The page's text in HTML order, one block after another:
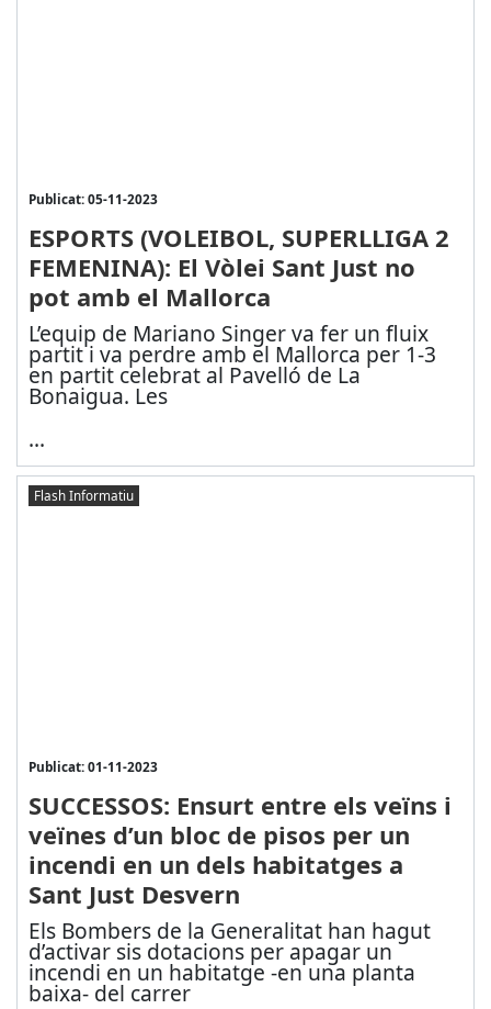
Publicat: 05-11-2023
ESPORTS (VOLEIBOL, SUPERLLIGA 2
FEMENINA): El Vòlei Sant Just no
pot amb el Mallorca
L’equip de Mariano Singer va fer un fluix
partit i va perdre amb el Mallorca per 1-3
en partit celebrat al Pavelló de La
Bonaigua. Les
...
Flash Informatiu
Publicat: 01-11-2023
SUCCESSOS: Ensurt entre els veïns i
veïnes d’un bloc de pisos per un
incendi en un dels habitatges a
Sant Just Desvern
Els Bombers de la Generalitat han hagut
d’activar sis dotacions per apagar un
incendi en un habitatge -en una planta
baixa- del carrer